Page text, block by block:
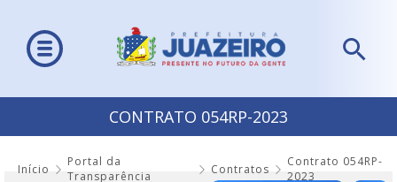
CONTRATO 054RP-2023
Início
Portal da
Transparência
Contratos
Contrato 054RP-
2023